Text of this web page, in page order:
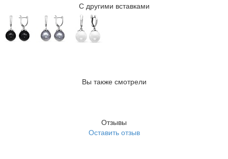
С другими вставками
Вы также смотрели
Отзывы
Оставить отзыв